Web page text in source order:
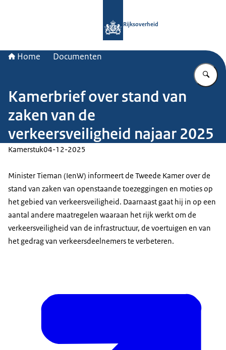
Rijksoverheid
Home Documenten
Kamerbrief over stand van
zaken van de
verkeersveiligheid najaar 2025
Kamerstuk04-12-2025
Minister Tieman (IenW) informeert de Tweede Kamer over de
stand van zaken van openstaande toezeggingen en moties op
het gebied van verkeersveiligheid. Daarnaast gaat hij in op een
aantal andere maatregelen waaraan het rijk werkt om de
verkeersveiligheid van de infrastructuur, de voertuigen en van
het gedrag van verkeersdeelnemers te verbeteren.